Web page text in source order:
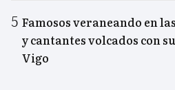
Famosos veraneando en
y cantantes volcados con
Vigo